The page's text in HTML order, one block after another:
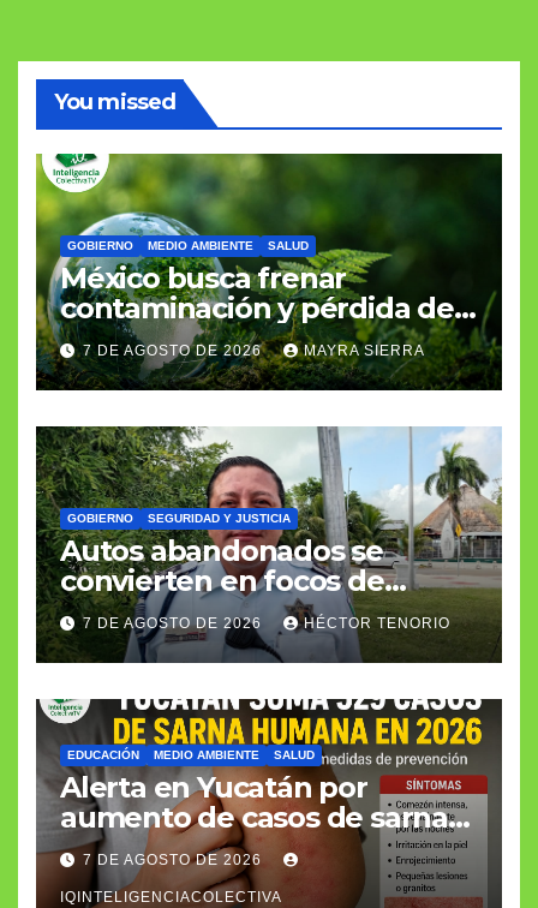
You missed
GOBIERNO MEDIO AMBIENTE SALUD
México busca frenar
contaminación y pérdida de
biodiversidad
7 DE AGOSTO DE 2026 MAYRA SIERRA
GOBIERNO SEGURIDAD Y JUSTICIA
Autos abandonados se
convierten en focos de
infección e inseguridad
7 DE AGOSTO DE 2026 HÉCTOR TENORIO
EDUCACIÓN MEDIO AMBIENTE SALUD
Alerta en Yucatán por
aumento de casos de sarna
humana
7 DE AGOSTO DE 2026
IQINTELIGENCIACOLECTIVA